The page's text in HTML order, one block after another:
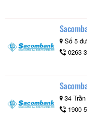
Số 5
0263
34
1900